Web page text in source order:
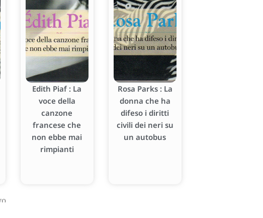
Edith Piaf : La
voce della
canzone
francese che
non ebbe mai
rimpianti
Rosa Parks : La
donna che ha
difeso i diritti
civili dei neri su
un autobus